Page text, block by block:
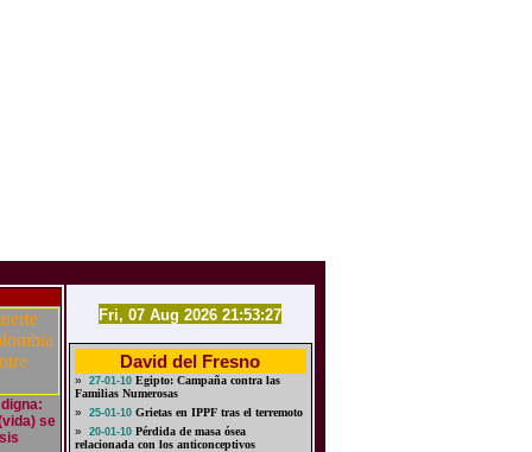
se
Fri, 07 Aug 2026 21:53:27
David del Fresno
» 27-01-10Egipto: Campaña contra las
Familias Numerosas
»
25-01-10Grietas en IPPF tras el terremoto
»
20-01-10Pérdida de masa ósea
relacionada con los anticonceptivos